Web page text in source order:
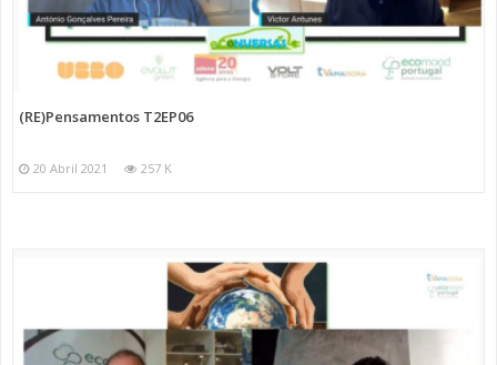
(RE)Pensamentos T2EP06
20 Abril 2021 257 K